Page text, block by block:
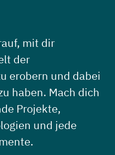
mit dir
der
erobern und dabei
haben. Mach dich
Projekte,
und jede